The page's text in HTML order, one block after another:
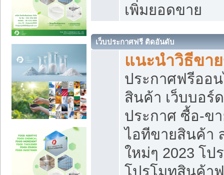
เพิ่มยอดขาย
เว็บประกาศฟรี ติดอันดับ
แนะนำวิธีขา
ประกาศฟรีออ
สินค้า เว็บบอร์
ประกาศ ซื้อ-ข
ไอทีขายสินค้า
ใหม่ๆ 2023 โป
โปรโมทสินค้า